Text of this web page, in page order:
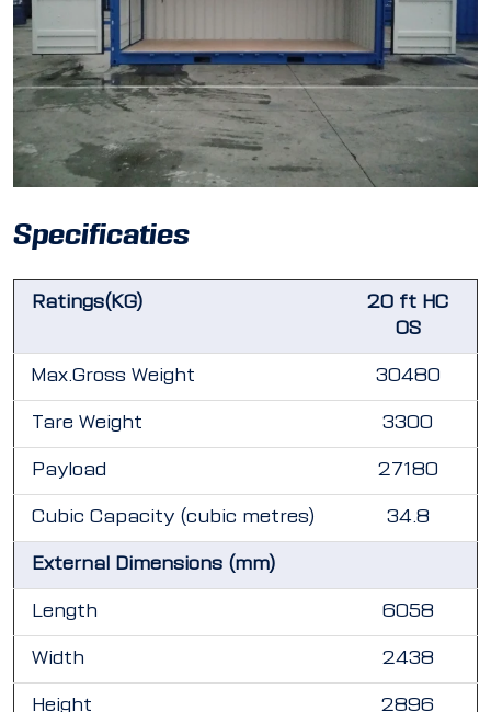
Specificaties
Ratings(KG)
20 ft HC
OS
Max.Gross Weight 30480
Tare Weight 3300
Payload 27180
Cubic Capacity (cubic metres) 34.8
External Dimensions (mm)
Length 6058
Width 2438
Height 2896